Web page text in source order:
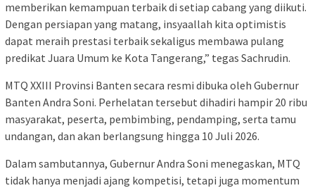
memberikan kemampuan terbaik di setiap cabang yang diikuti.
Dengan persiapan yang matang, insyaallah kita optimistis
dapat meraih prestasi terbaik sekaligus membawa pulang
predikat Juara Umum ke Kota Tangerang,” tegas Sachrudin.
MTQ XXIII Provinsi Banten secara resmi dibuka oleh Gubernur
Banten Andra Soni. Perhelatan tersebut dihadiri hampir 20 ribu
masyarakat, peserta, pembimbing, pendamping, serta tamu
undangan, dan akan berlangsung hingga 10 Juli 2026.
Dalam sambutannya, Gubernur Andra Soni menegaskan, MTQ
tidak hanya menjadi ajang kompetisi, tetapi juga momentum